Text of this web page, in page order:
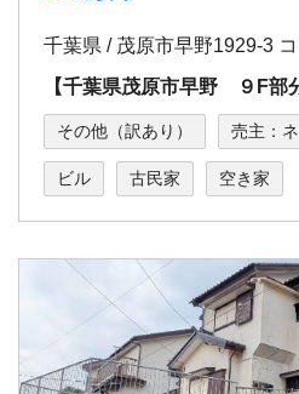
千葉県 / 茂原市早野1929-3
【千葉県茂原市早野 ９F部
その他（訳あり） 売主：
ビル 古民家 空き家